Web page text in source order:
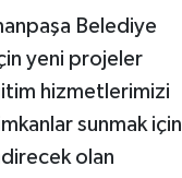
Belediye
yeni projeler
hizmetlerimizi
sunmak için
olan